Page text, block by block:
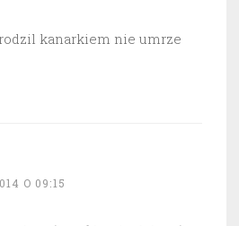
kanarkiem nie umrze
O 09:15